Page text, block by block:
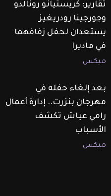
تقارير: كريستيانو رونالدو
وجورجينا رودريغيز
يستعدان لحفل زفافهما
في ماديرا
ميكس
بعد إلغاء حفله في
مهرجان بنزرت.. إدارة أعمال
رامي عياش تكشف
الأسباب
ميكس